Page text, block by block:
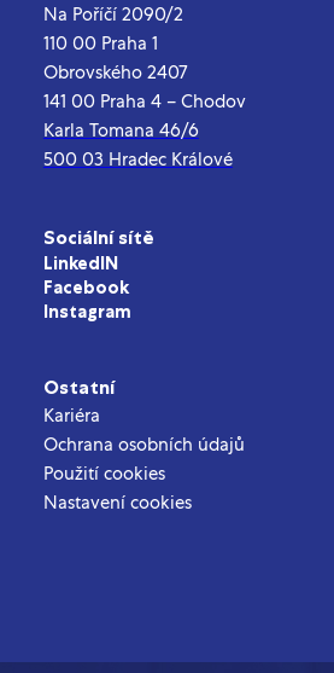
Na Poříčí 2090/2
110 00 Praha 1
Obrovského 2407
141 00 Praha 4 – Chodov
Karla Tomana 46/6
500 03 Hradec Králové
Sociální sítě
LinkedIN
Facebook
Instagram
Ostatní
Kariéra
Ochrana osobních údajů
Použití cookies
Nastavení cookies